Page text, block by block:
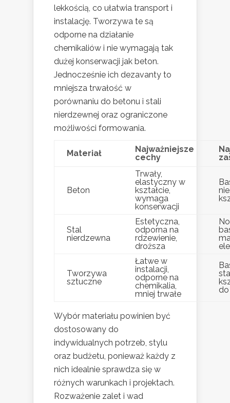
lekkością, co ułatwia transport i
instalację. Tworzywa te są
odporne na działanie
chemikaliów i nie wymagają tak
dużej konserwacji jak beton.
Jednocześnie ich dezavanty to
mniejsza trwałość w
porównaniu do betonu i stali
nierdzewnej oraz ograniczone
możliwości formowania.
Materiał
Najważniejsze
cechy
Beton
Trwały,
elastyczny w
kształcie,
wymaga
konserwacji
Stal
nierdzewna
Estetyczna,
odporna na
rdzewienie,
droższa
Tworzywa
sztuczne
Łatwe w
instalacji,
odporne na
chemikalia,
mniej trwałe
Wybór materiału powinien być
dostosowany do
indywidualnych potrzeb, stylu
oraz budżetu, ponieważ każdy z
nich idealnie sprawdza się w
różnych warunkach i projektach.
Rozważenie zalet i wad